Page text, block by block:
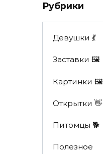
Рубрики
Девушки 💃
Заставки 🖼
Картинки 🖼
Открытки 👋
Питомцы 🐕
Полезное